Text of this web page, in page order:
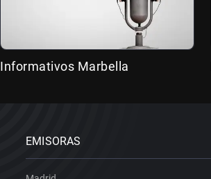
Informativos Marbella
EMISORAS